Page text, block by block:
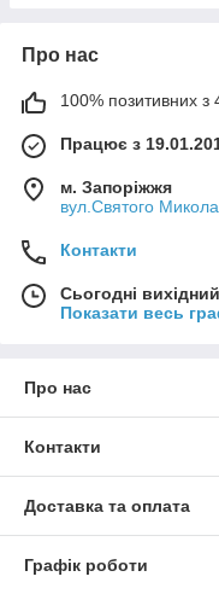
Про нас
100% позитивних з
Працює з
м. Запоріжжя
вул.Святого
Контакти
Сьогодні вихідний
Показати весь
Про нас
Контакти
Доставка та оплата
Графік роботи